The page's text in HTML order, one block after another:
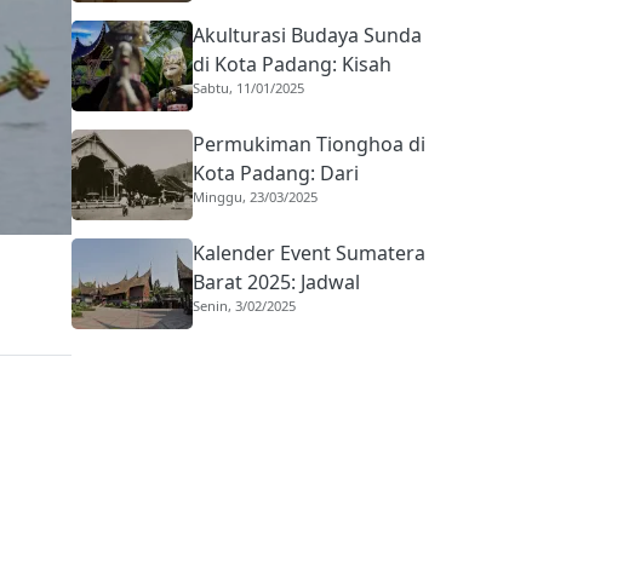
Akulturasi Budaya Sunda
di Kota Padang: Kisah
Harmoni Dua Budaya
1959
Sabtu, 11/01/2025
Permukiman Tionghoa di
Kota Padang: Dari
Kampung Pondok Hingga
Minggu, 23/03/2025
Kalender Event Sumatera
Barat 2025: Jadwal
Lengkap Festival & Acara
Senin, 3/02/2025